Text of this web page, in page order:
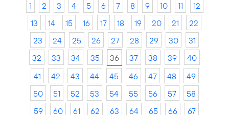
1 2 3 4 5 6 7 8 9 10 11
12
13
14 15 16 17 18 19 20 21
22
23
24 25 26 27 28 29 30
31
32
33 34 35 36 37 38 39
40
41
42 43 44 45 46 47 48
49
50
51 52 53 54 55 56 57
58
59
60 61 62 63 64 65 66
67